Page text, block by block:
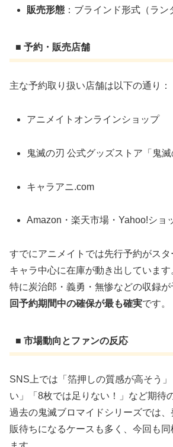
販売形態 ：ブラインド形式（ラン
■ 予約・販売店舗
主な予約取り扱い店舗は以下の通り：
アニメイトオンラインショップ
鬼滅の刃 公式グッズストア「鬼滅
キャラアニ.com
Amazon・楽天市場・Yahoo!ショ
すでにアニメイトでは先行予約がス
キャラ中心に在庫が動き出しています
特に炭治郎・義勇・無惨などの収録が
回予約期間中の確保が最も確実です。
■ 市場動向とファンの反応
SNS上では「箔押しの質感が高そう
い」「8枚では足りない！」など期待
過去の鬼滅ブロマイドシリーズでは
販待ちになるケースも多く、今回も